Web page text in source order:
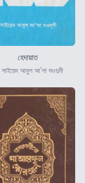
হেদায়াত
আবুল আ'লা মওদুদী